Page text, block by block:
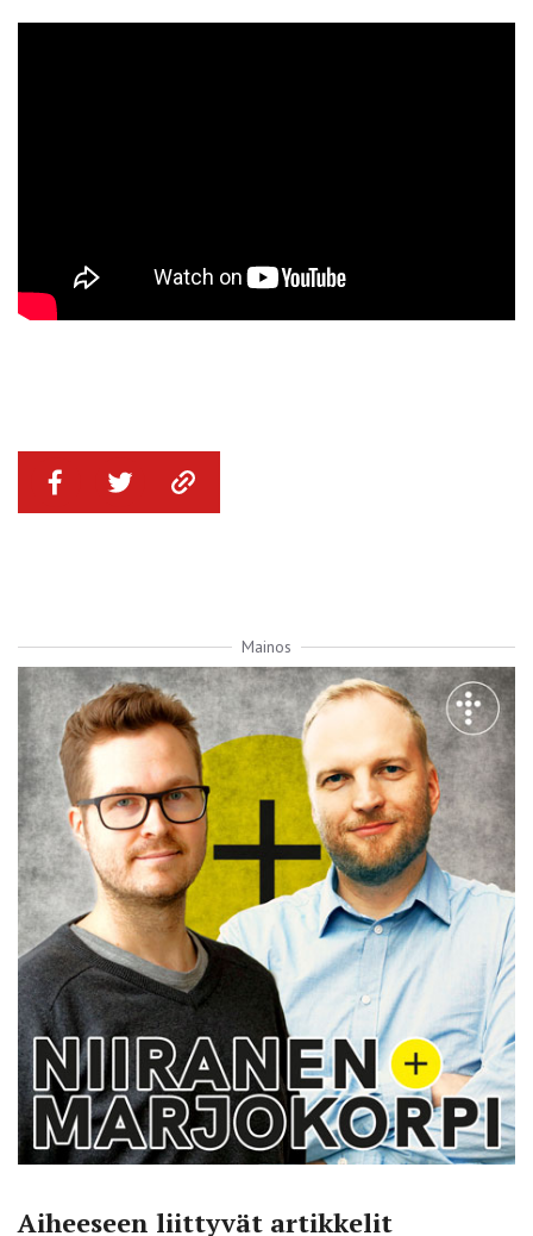
Mainos
Aiheeseen liittyvät artikkelit